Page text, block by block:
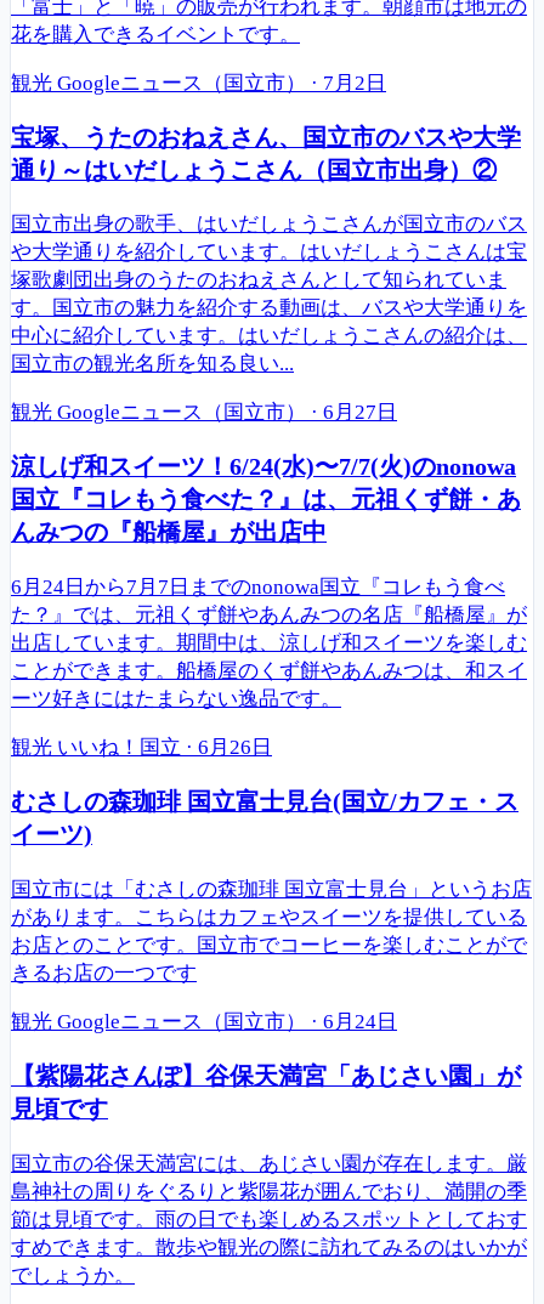
「富士」と「暁」の販売が行われます。朝顔市は地元の
花を購入できるイベントです。
観光 Googleニュース（国立市） · 7月2日
宝塚、うたのおねえさん、国立市のバスや大学
通り～はいだしょうこさん（国立市出身）②
国立市出身の歌手、はいだしょうこさんが国立市のバス
や大学通りを紹介しています。はいだしょうこさんは宝
塚歌劇団出身のうたのおねえさんとして知られていま
す。国立市の魅力を紹介する動画は、バスや大学通りを
中心に紹介しています。はいだしょうこさんの紹介は、
国立市の観光名所を知る良い...
観光 Googleニュース（国立市） · 6月27日
涼しげ和スイーツ！6/24(水)〜7/7(火)のnonowa
国立『コレもう食べた？』は、元祖くず餅・あ
んみつの『船橋屋』が出店中
6月24日から7月7日までのnonowa国立『コレもう食べ
た？』では、元祖くず餅やあんみつの名店『船橋屋』が
出店しています。期間中は、涼しげ和スイーツを楽しむ
ことができます。船橋屋のくず餅やあんみつは、和スイ
ーツ好きにはたまらない逸品です。
観光 いいね！国立 · 6月26日
むさしの森珈琲 国立富士見台(国立/カフェ・ス
イーツ)
国立市には「むさしの森珈琲 国立富士見台」というお店
があります。こちらはカフェやスイーツを提供している
お店とのことです。国立市でコーヒーを楽しむことがで
きるお店の一つです
観光 Googleニュース（国立市） · 6月24日
【紫陽花さんぽ】谷保天満宮「あじさい園」が
見頃です
国立市の谷保天満宮には、あじさい園が存在します。厳
島神社の周りをぐるりと紫陽花が囲んでおり、満開の季
節は見頃です。雨の日でも楽しめるスポットとしておす
すめできます。散歩や観光の際に訪れてみるのはいかが
でしょうか。